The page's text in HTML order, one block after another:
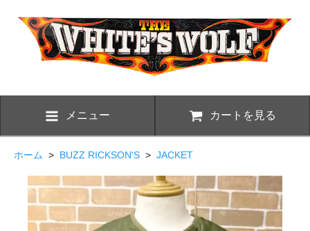
メニュー カートを見る
ホーム > BUZZ RICKSON'S > JACKET